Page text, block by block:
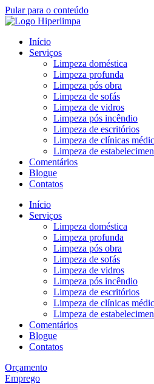
Pular para o conteúdo
Início
Serviços
Limpeza doméstica
Limpeza profunda
Limpeza pós obra
Limpeza de sofás
Limpeza de vidros
Limpeza pós incêndio
Limpeza de escritórios
Limpeza de clínicas
Limpeza de
Comentários
Blogue
Contatos
Início
Serviços
Limpeza doméstica
Limpeza profunda
Limpeza pós obra
Limpeza de sofás
Limpeza de vidros
Limpeza pós incêndio
Limpeza de escritórios
Limpeza de clínicas
Limpeza de
Comentários
Blogue
Contatos
Orçamento
Emprego